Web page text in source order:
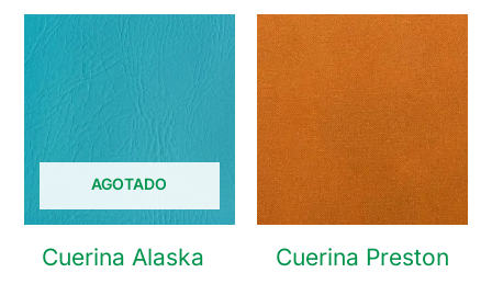
AGOTADO
Cuerina Alaska
Cuerina Preston